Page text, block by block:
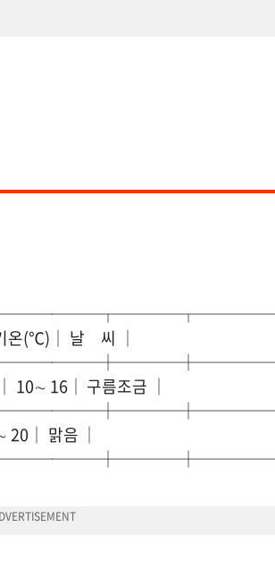
온(℃)│ 날 씨 │
10∼ 16│ 구름조금 │
20│ 맑음 │